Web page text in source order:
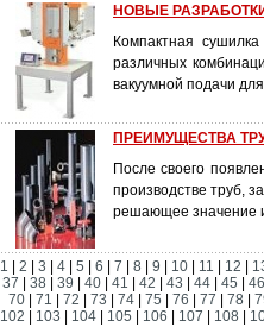
НОВЫЕ
Компактная
различных
вакуумной подачи
ПРЕИМУЩЕСТВА
После своего
производстве труб,
решающее значение
1 2 3 4 5 6 7 8 9 10 11 12
37
|38 |39 |40 |41 |42 |43 |44 |45 |
70
71 72 73 74 75 76 77 78
102
103 104 105 106 107 108